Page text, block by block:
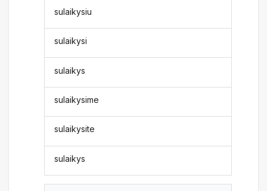
sulaikysiu
sulaikysi
sulaikys
sulaikysime
sulaikysite
sulaikys